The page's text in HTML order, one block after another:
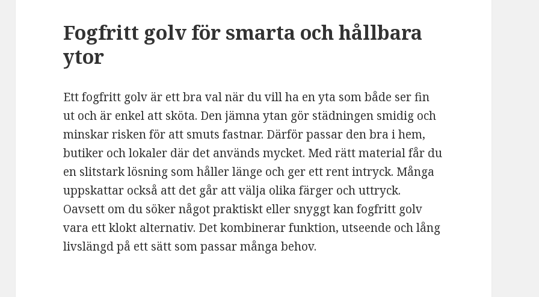
Fogfritt golv för smarta och hållbara
ytor
Ett fogfritt golv är ett bra val när du vill ha en yta som både ser fin
ut och är enkel att sköta. Den jämna ytan gör städningen smidig och
minskar risken för att smuts fastnar. Därför passar den bra i hem,
butiker och lokaler där det används mycket. Med rätt material får du
en slitstark lösning som håller länge och ger ett rent intryck. Många
uppskattar också att det går att välja olika färger och uttryck.
Oavsett om du söker något praktiskt eller snyggt kan fogfritt golv
vara ett klokt alternativ. Det kombinerar funktion, utseende och lång
livslängd på ett sätt som passar många behov.